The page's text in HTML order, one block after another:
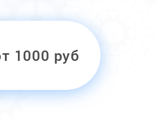
1000 руб